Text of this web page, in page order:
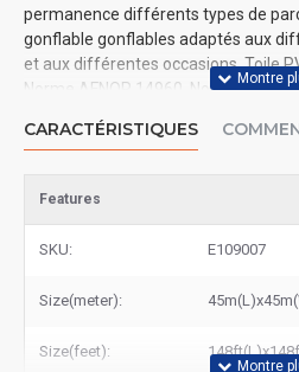
permanence différents types de
gonflable gonflables adaptés aux
et aux différentes occasions. Toile
Norme AFNOR 14960​. Nous livrons
Toulouse, Lyon, etc.
CARACTÉRISTIQUES
Features
SKU: E109007
Size(meter):
Size(feet):